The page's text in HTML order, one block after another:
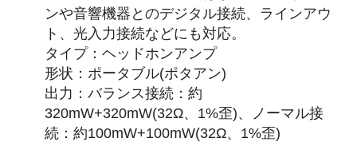
ンや音響機器とのデジタル接続、ラインアウ
ト、光入力接続などにも対応。
タイプ：ヘッドホンアンプ
形状：ポータブル(ポタアン)
出力：バランス接続：約
320mW+320mW(32Ω、1%歪)、ノーマル接
続：約100mW+100mW(32Ω、1%歪)